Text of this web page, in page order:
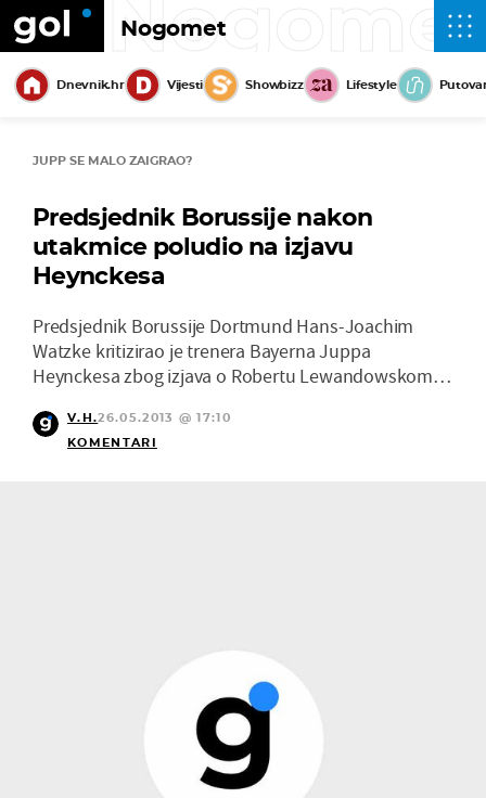
Nogomet
Dnevnik.hr Vijesti Showbizz Lifestyle
JUPP SE MALO ZAIGRAO?
Predsjednik Borussije nakon
utakmice poludio na izjavu
Heynckesa
Predsjednik Borussije Dortmund Hans-Joachim
Watzke kritizirao je trenera Bayerna Juppa
Heynckesa zbog izjava o Robertu Lewandowskom…
V.H.26.05.2013 @ 17:10
KOMENTARI